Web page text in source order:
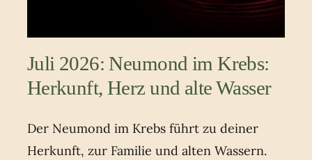
Juli 2026: Neumond im Krebs:
Herkunft, Herz und alte Wasser
Der Neumond im Krebs führt zu deiner
Herkunft, zur Familie und alten Wassern.